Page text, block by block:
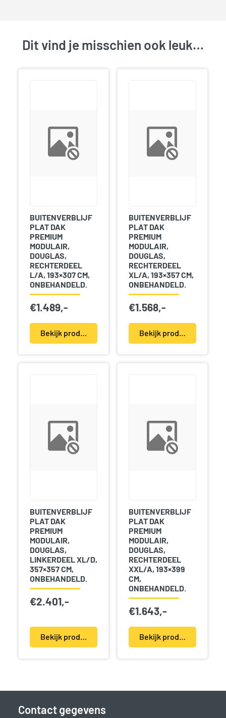
Dit vind je misschien ook leuk…
BUITENVERBLIJF
PLAT DAK
PREMIUM
MODULAIR,
DOUGLAS,
RECHTERDEEL
L/A, 193×307 CM,
ONBEHANDELD.
€1.489,-
Bekijk product(en)
BUITENVERBLIJF
PLAT DAK
PREMIUM
MODULAIR,
DOUGLAS,
RECHTERDEEL
XL/A, 193×357 CM,
ONBEHANDELD.
€1.568,-
Bekijk product(en)
BUITENVERBLIJF
PLAT DAK
PREMIUM
MODULAIR,
DOUGLAS,
LINKERDEEL XL/D,
357×357 CM,
ONBEHANDELD.
€2.401,-
Bekijk product(en)
BUITENVERBLIJF
PLAT DAK
PREMIUM
MODULAIR,
DOUGLAS,
RECHTERDEEL
XXL/A, 193×399
CM,
ONBEHANDELD.
€1.643,-
Bekijk product(en)
Contact gegevens